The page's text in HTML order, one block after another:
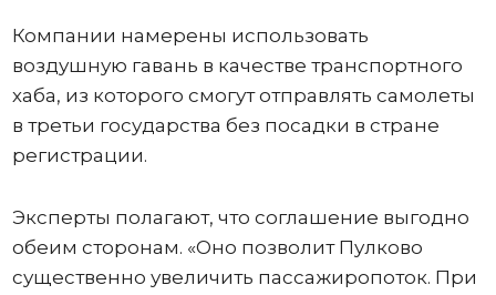
Компании намерены использовать
воздушную гавань в качестве транспортного
хаба, из которого смогут отправлять самолеты
в третьи государства без посадки в стране
регистрации.
Эксперты полагают, что соглашение выгодно
обеим сторонам. «Оно позволит Пулково
существенно увеличить пассажиропоток. При